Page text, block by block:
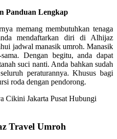
Panduan Lengkap
memang membutuhkan tenaga
mendaftarkan diri di Alhijaz
jadwal manasik umroh. Manasik
Dengan begitu, anda dapat
suci nanti. Anda bahkan sudah
peraturannya. Khusus bagi
roda dengan pendorong.
Travel Umroh